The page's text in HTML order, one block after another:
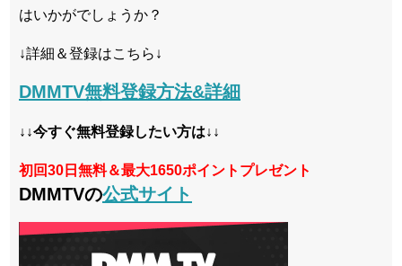
はいかがでしょうか？
↓詳細＆登録はこちら↓
DMMTV無料登録方法&詳細
↓↓今すぐ無料登録したい方は↓↓
初回30日無料＆最大1650ポイントプレゼント
DMMTVの公式サイト